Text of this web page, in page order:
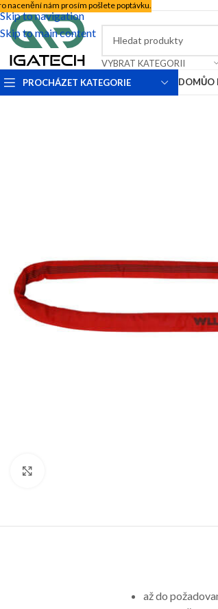
Skip to navigation
Skip to main content
nacenění nám prosím pošlete poptávku.
VYBRAT KATEGORII
PROCHÁZET KATEGORIE DOMŮO
až do